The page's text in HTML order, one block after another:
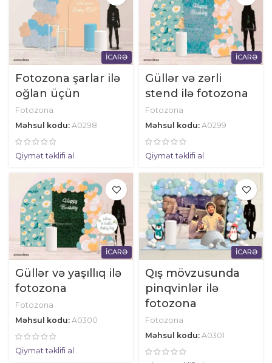
İCARƏ
Fotozona şarlar ilə
oğlan üçün
Fotozona
Məhsul kodu: A0298
Qiymət təklifi al
İCARƏ
Güllər və zərli
stend ilə fotozona
Fotozona
Məhsul kodu: A0299
Qiymət təklifi al
İCARƏ
Güllər və yaşıllıq ilə
fotozona
Fotozona
Məhsul kodu: A0300
Qiymət təklifi al
İCARƏ
Qış mövzusunda
pinqvinlər ilə
fotozona
Fotozona
Məhsul kodu: A0301